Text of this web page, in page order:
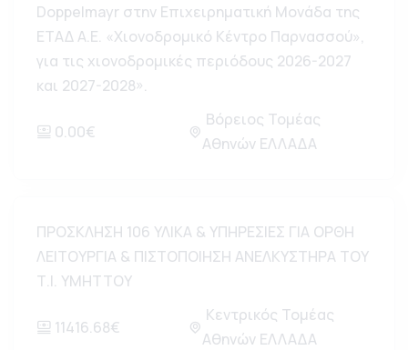
Doppelmayr στην Επιχειρηματική Μονάδα της
ΕΤΑΔ Α.Ε. «Χιονοδρομικό Κέντρο Παρνασσού»,
για τις χιονοδρομικές περιόδους 2026-2027
και 2027-2028».
0.00€
Βόρειος Τομέας
Αθηνών ΕΛΛΑΔΑ
ΠΡΟΣΚΛΗΣΗ 106 ΥΛΙΚΑ & ΥΠΗΡΕΣΙΕΣ ΓΙΑ ΟΡΘΗ
ΛΕΙΤΟΥΡΓΙΑ & ΠΙΣΤΟΠΟΙΗΣΗ ΑΝΕΛΚΥΣΤΗΡΑ ΤΟΥ
Τ.Ι. ΥΜΗΤΤΟΥ
11416.68€
Κεντρικός Τομέας
Αθηνών ΕΛΛΑΔΑ